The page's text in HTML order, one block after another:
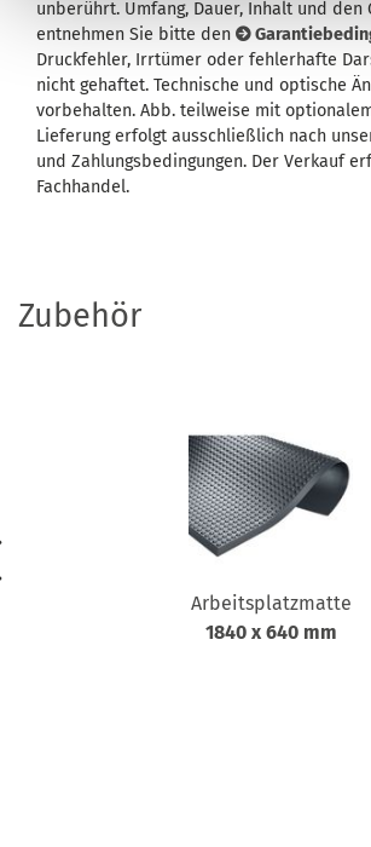
unberührt. Umfang, Dauer, Inhalt und den
entnehmen Sie bitte den
Druckfehler, Irrtümer oder fehlerhafte
nicht gehaftet. Technische und optische
vorbehalten. Abb. teilweise mit
Lieferung erfolgt ausschließlich nach
und Zahlungsbedingungen. Der Verkauf
Fachhandel.
Zubehör
Arbeitsplatzmatte
1840 x 640 mm